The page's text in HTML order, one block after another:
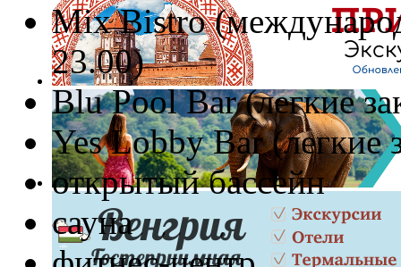
Mix Bistro
23.00)
Blu Pool Bar (легкие
Yes Lobby Bar (легкие
открытый бассейн
сауна